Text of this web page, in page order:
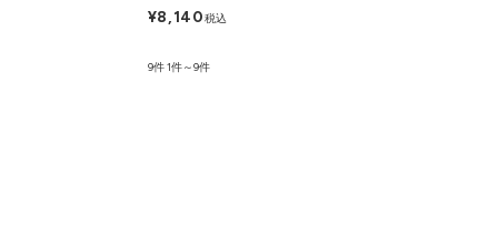
¥8,140税込
9件1件～9件